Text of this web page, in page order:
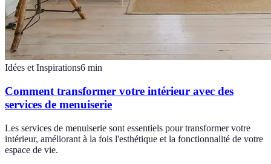
Idées et Inspirations6 min
Comment transformer votre intérieur avec des
services de menuiserie
Les services de menuiserie sont essentiels pour transformer votre
intérieur, améliorant à la fois l'esthétique et la fonctionnalité de votre
espace de vie.